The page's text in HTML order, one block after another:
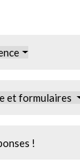
et formulaires
!